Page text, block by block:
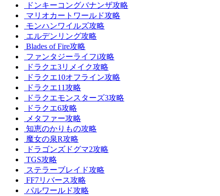
ドンキーコングバナンザ攻略
マリオカートワールド攻略
モンハンワイルズ攻略
エルデンリング攻略
Blades of Fire攻略
ファンタジーライフi攻略
ドラクエ3リメイク攻略
ドラクエ10オフライン攻略
ドラクエ11攻略
ドラクエモンスターズ3攻略
ドラクエ6攻略
メタファー攻略
知恵のかりもの攻略
魔女の泉R攻略
ドラゴンズドグマ2攻略
TGS攻略
ステラーブレイド攻略
FF7リバース攻略
パルワールド攻略